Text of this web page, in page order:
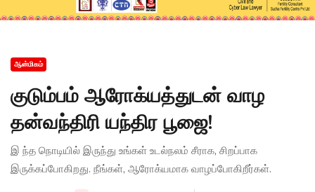
ஆன்மிகம்
குடும்பம் ஆரோக்யத்துடன் வாழ
தன்வந்திரி யந்திர பூஜை!
இ ந்த நொடியில் இருந்து உங்கள் உடல்நலம் சீராக, சிறப்பாக
இருக்கப்போகிறது. நீங்கள், ஆரோக்யமாக வாழப்போகிறீர்கள்.